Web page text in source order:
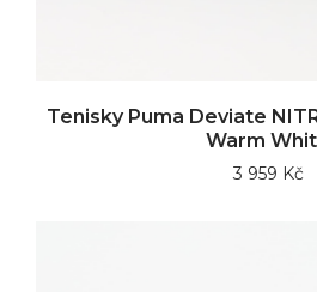
Tenisky Puma Deviate
Warm
3 959 Kč